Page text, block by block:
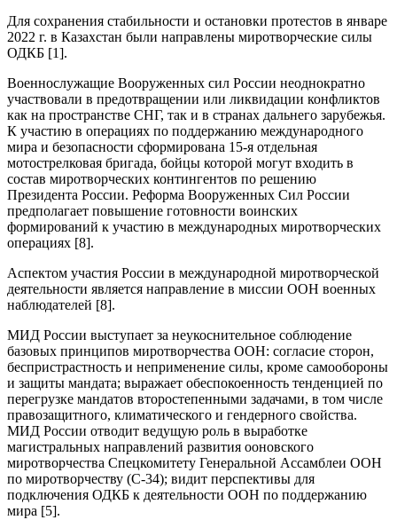
Для сохранения стабильности и остановки протестов в январе
2022 г. в Казахстан были направлены миротворческие силы
ОДКБ [1].
Военнослужащие Вооруженных сил России неоднократно
участвовали в предотвращении или ликвидации конфликтов
как на пространстве СНГ, так и в странах дальнего зарубежья.
К участию в операциях по поддержанию международного
мира и безопасности сформирована 15-я отдельная
мотострелковая бригада, бойцы которой могут входить в
состав миротворческих контингентов по решению
Президента России. Реформа Вооруженных Сил России
предполагает повышение готовности воинских
формирований к участию в международных миротворческих
операциях [8].
Аспектом участия России в международной миротворческой
деятельности является направление в миссии ООН военных
наблюдателей [8].
МИД России выступает за неукоснительное соблюдение
базовых принципов миротворчества ООН: согласие сторон,
беспристрастность и неприменение силы, кроме самообороны
и защиты мандата; выражает обеспокоенность тенденцией по
перегрузке мандатов второстепенными задачами, в том числе
правозащитного, климатического и гендерного свойства.
МИД России отводит ведущую роль в выработке
магистральных направлений развития ооновского
миротворчества Спецкомитету Генеральной Ассамблеи ООН
по миротворчеству (С-34); видит перспективы для
подключения ОДКБ к деятельности ООН по поддержанию
мира [5].